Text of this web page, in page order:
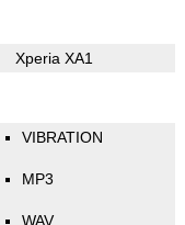
Xperia XA1
VIBRATION
MP3
WAV